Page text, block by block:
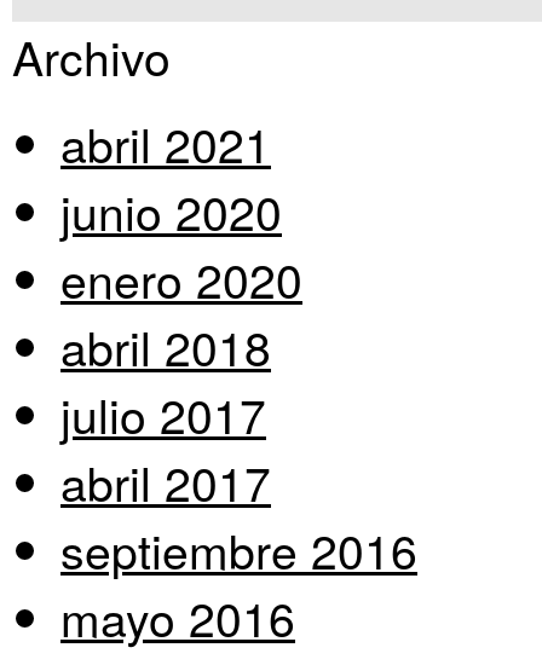
Archivo
abril 2021
junio 2020
enero 2020
abril 2018
julio 2017
abril 2017
septiembre 2016
mayo 2016